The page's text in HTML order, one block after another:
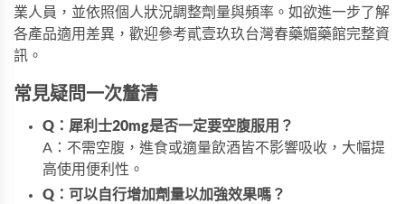
業人員，並依照個人狀況調整劑量與頻率。如欲進一步了解
各產品適用差異，歡迎參考貳壹玖玖台灣春藥媚藥館完整資
訊。
常見疑問一次釐清
Q：犀利士20mg是否一定要空腹服用？
A：不需空腹，進食或適量飲酒皆不影響吸收，大幅提
高使用便利性。
Q：可以自行增加劑量以加強效果嗎？